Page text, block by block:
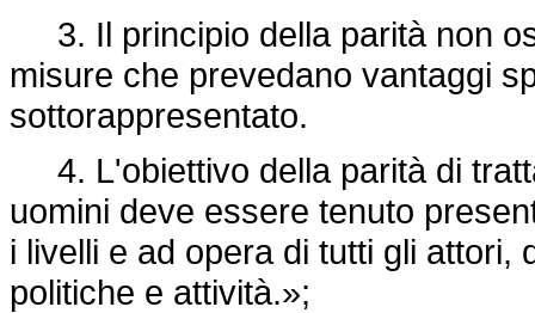
3. Il principio della parità non
misure che prevedano vantaggi
sottorappresentato.
4. L'obiettivo della parità di
uomini deve essere tenuto
i livelli e ad opera di tutti gli attori,
politiche e attività.»;